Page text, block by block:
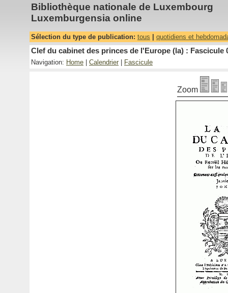
Bibliothèque nationale de Luxembourg
Luxemburgensia online
Sélection du type de publication: tous quotidiens et
Clef du cabinet des princes de l'Europe (la) : Fascicule
Navigation: Home Calendrier Fascicule
Zoom